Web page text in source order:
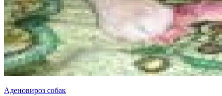
Аденовироз собак